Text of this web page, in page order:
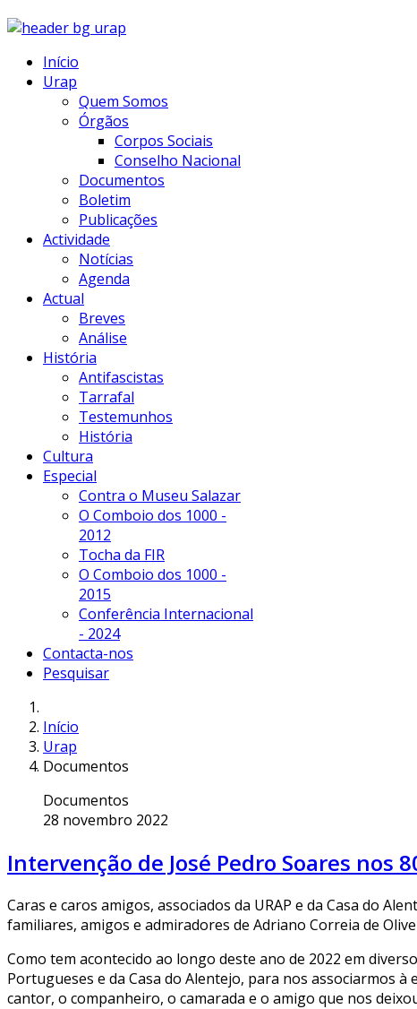
Início
Urap
Quem Somos
Órgãos
Corpos Sociais
Conselho Nacional
Documentos
Boletim
Publicações
Actividade
Notícias
Agenda
Actual
Breves
Análise
História
Antifascistas
Tarrafal
Testemunhos
História
Cultura
Especial
Contra o Museu Salazar
O Comboio dos 1000 -
2012
Tocha da FIR
O Comboio dos 1000 -
2015
Conferência Internacional
- 2024
Contacta-nos
Pesquisar
Início
Urap
Documentos
Documentos
28 novembro 2022
Intervenção de José Pedro Soares nos
Caras e caros amigos, associados da URAP e da Casa do
familiares, amigos e admiradores de Adriano Correia de
Como tem acontecido ao longo deste ano de 2022 em
Portugueses e da Casa do Alentejo, para nos associarmos
cantor, o companheiro, o camarada e o amigo que nos